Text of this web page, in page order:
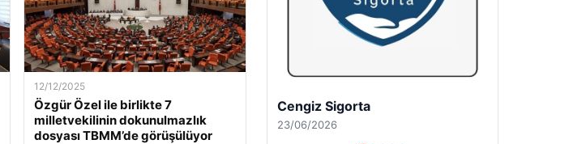
12/12/2025
Özgür Özel ile birlikte 7
milletvekilinin dokunulmazlık
dosyası TBMM’de görüşülüyor
Hastaş Beton
26/05/2026